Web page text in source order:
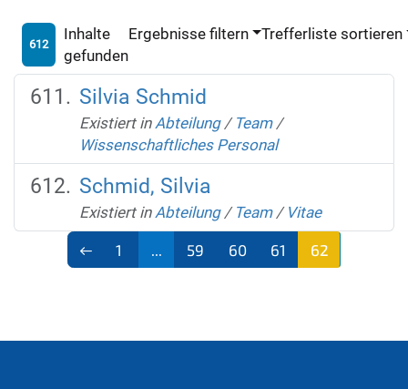
612
Inhalte
gefunden
Ergebnisse filtern Trefferliste sortieren
Silvia Schmid
Existiert in Abteilung / Team /
Wissenschaftliches Personal
Schmid, Silvia
Existiert in Abteilung / Team / Vitae
1 59 60 61
62